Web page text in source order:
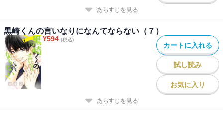
あらすじを見る
黒崎くんの言いなりになんてならない（７）
¥594 (税込)
カートに入れる
試し読み
お気に入り
あらすじを見る